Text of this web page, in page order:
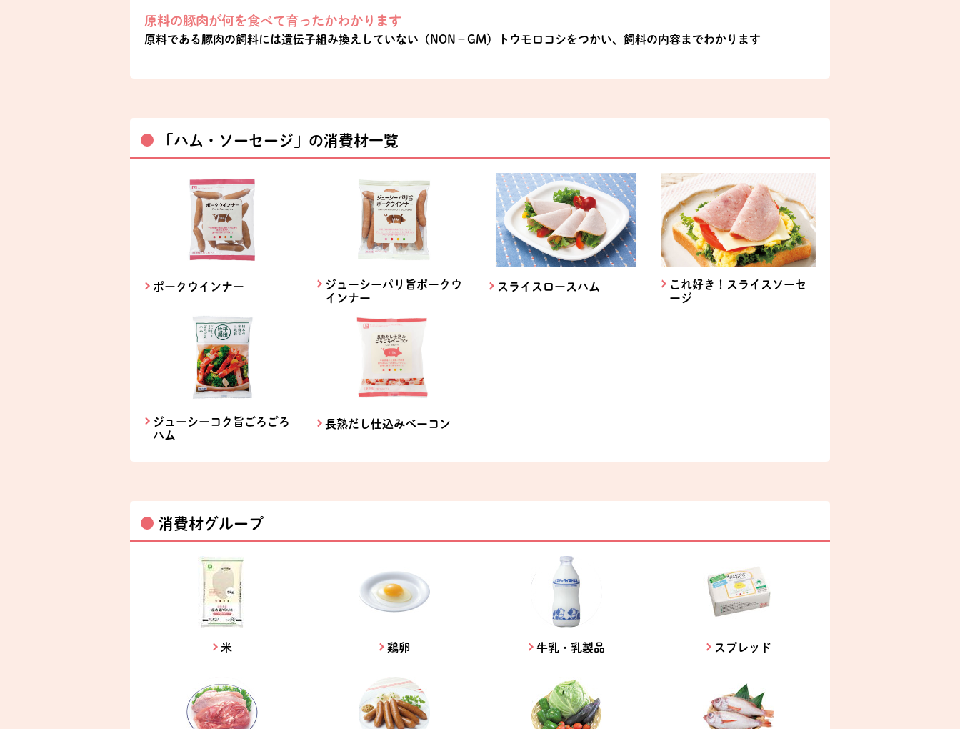
原料の豚肉が何を食べて育ったかわかります
原料である豚肉の飼料には遺伝子組み換えしていない（NON−GM）トウモロコシをつかい、飼料の内容までわかります
「ハム・ソーセージ」の消費材一覧
ポークウインナー
ジューシーパリ旨ポークウ
インナー
スライスロースハム
これ好き！スライスソーセ
ージ
ジューシーコク旨ごろごろ
ハム
長熟だし仕込みベーコン
消費材グループ
米 鶏卵 牛乳・乳製品 スプレッド